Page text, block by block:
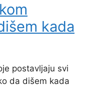
kada
postavljaju svi
da dišem kada